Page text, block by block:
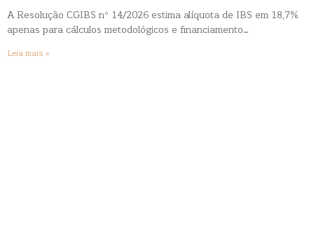
A Resolução CGIBS nº 14/2026 estima alíquota de IBS em 18,7%
apenas para cálculos metodológicos e financiamento…
Leia mais »